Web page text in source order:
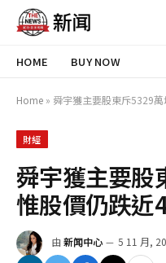
HOME BUY NOW
Home » 舜宇獲主要股東斥5329
財經
舜宇獲主要股
惟股價仍跌近
由 新闻中心 5 11 月,